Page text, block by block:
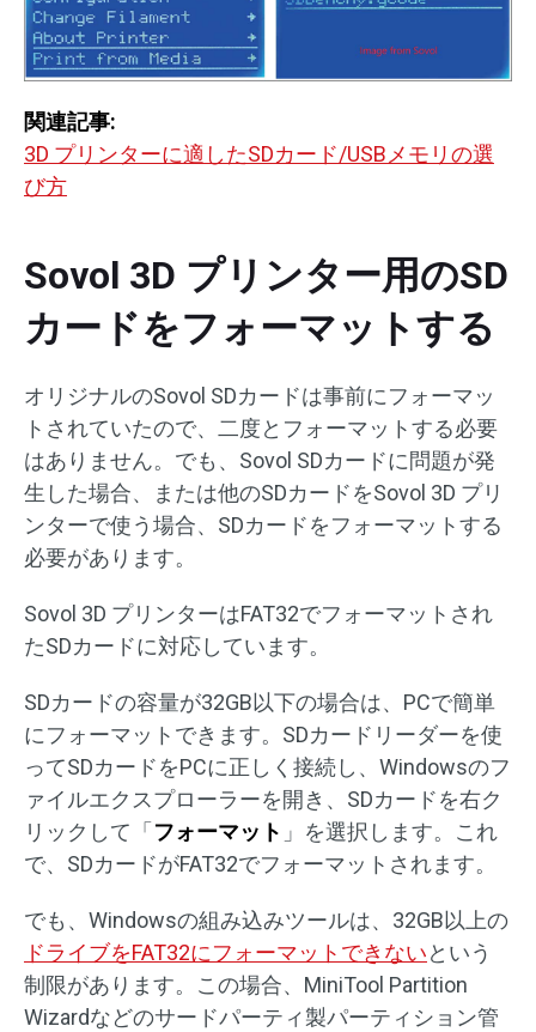
関連記事:
3D プリンターに適したSDカード/USBメモリの選
び方
Sovol 3D プリンター用のSD
カードをフォーマットする
オリジナルのSovol SDカードは事前にフォーマッ
トされていたので、二度とフォーマットする必要
はありません。でも、Sovol SDカードに問題が発
生した場合、または他のSDカードをSovol 3D プリ
ンターで使う場合、SDカードをフォーマットする
必要があります。
Sovol 3D プリンターはFAT32でフォーマットされ
たSDカードに対応しています。
SDカードの容量が32GB以下の場合は、PCで簡単
にフォーマットできます。SDカードリーダーを使
ってSDカードをPCに正しく接続し、Windowsのフ
ァイルエクスプローラーを開き、SDカードを右ク
リックして「 フォーマット 」を選択します。これ
で、SDカードがFAT32でフォーマットされます。
でも、Windowsの組み込みツールは、32GB以上の
ドライブをFAT32にフォーマットできないという
制限があります。この場合、MiniTool Partition
Wizardなどのサードパーティ製パーティション管